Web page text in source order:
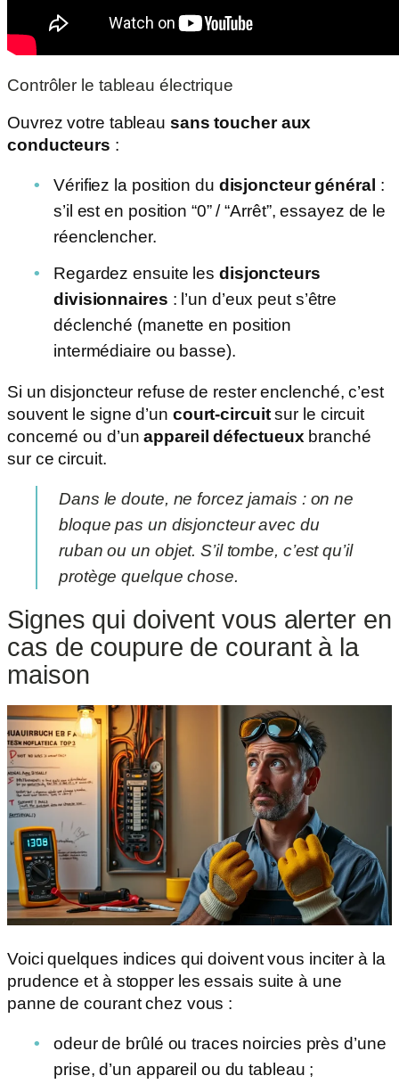
Contrôler le tableau électrique
Ouvrez votre tableau sans toucher aux
conducteurs :
Vérifiez la position du disjoncteur général :
s’il est en position “0” / “Arrêt”, essayez de le
réenclencher.
Regardez ensuite les disjoncteurs
divisionnaires : l’un d’eux peut s’être
déclenché (manette en position
intermédiaire ou basse).
Si un disjoncteur refuse de rester enclenché, c’est
souvent le signe d’un court-circuitsur le circuit
concerné ou d’unappareil défectueux branché
sur ce circuit.
Dans le doute, ne forcez jamais : on ne
bloque pas un disjoncteur avec du
ruban ou un objet. S’il tombe, c’est qu’il
protège quelque chose.
Signes qui doivent vous alerter en
cas de coupure de courant à la
maison
Voici quelques indices qui doivent vous inciter à la
prudence et à stopper les essais suite à une
panne de courant chez vous :
odeur de brûlé ou traces noircies près d’une
prise, d’un appareil ou du tableau ;